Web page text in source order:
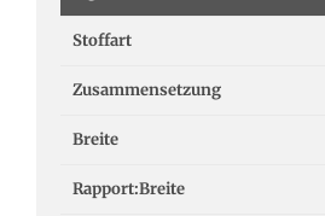
Stoffart
Zusammensetzung
Breite
Rapport:Breite